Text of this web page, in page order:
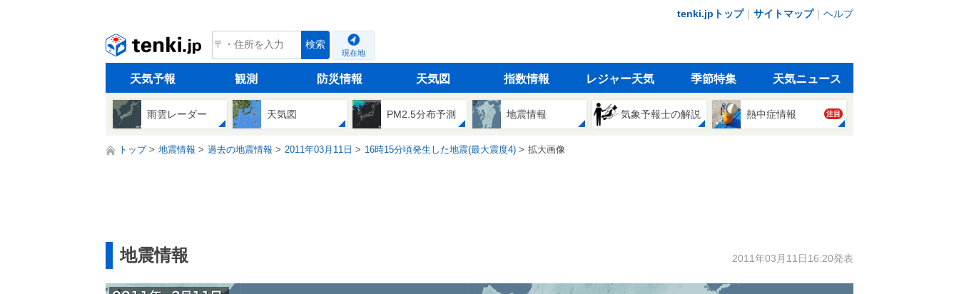
tenki.jpトップ｜ サイトマップ｜ ヘルプ
tenki.jp 検索
現在地
天気予報 観測 防災情報 天気図 指数情報 レジャー天気 季節特集 天気ニュース
雨雲レーダー 天気図 PM2.5分布予測 地震情報 気象予報士の解説 熱中症情報 注目
トップ 地震情報 過去の地震情報 2011年03月11日 16時15分頃発生した地震(最大震度4) 拡大画像
地震情報 2011年03月11日16:20発表